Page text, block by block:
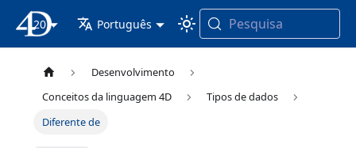
Documentação 4D
20 Português Pesquisa
Desenvolvimento
Conceitos da linguagem 4D
Tipos de dados
Diferente de